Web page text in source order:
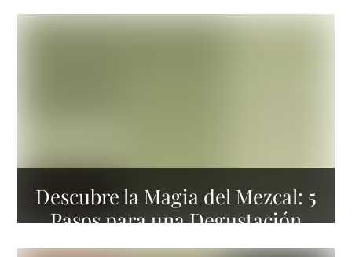
Descubre la Magia del Mezcal: 5
Pasos para una Degustación
Sensorial